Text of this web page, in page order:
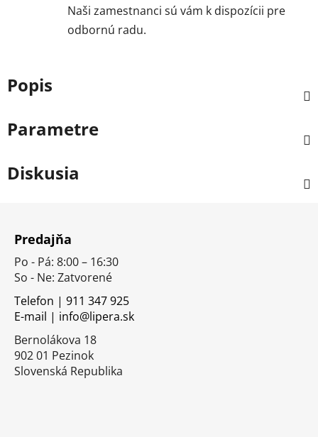
Naši zamestnanci sú vám k dispozícii pre
odbornú radu.
Popis
Parametre
Diskusia
Predajňa
Po - Pá: 8:00 – 16:30
So - Ne: Zatvorené
Telefon | 911 347 925
E-mail | info@lipera.sk
Bernolákova 18
902 01 Pezinok
Slovenská Republika